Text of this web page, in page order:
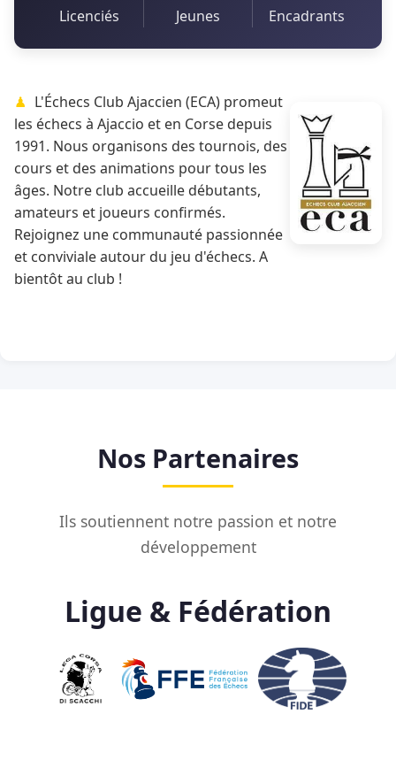
Licenciés Jeunes Encadrants
L'Échecs Club Ajaccien (ECA) promeut
les échecs à Ajaccio et en Corse depuis
1991. Nous organisons des tournois, des
cours et des animations pour tous les
âges. Notre club accueille débutants,
amateurs et joueurs confirmés.
Rejoignez une communauté passionnée
et conviviale autour du jeu d'échecs. A
bientôt au club !
Nos Partenaires
Ils soutiennent notre passion et notre
développement
Ligue & Fédération